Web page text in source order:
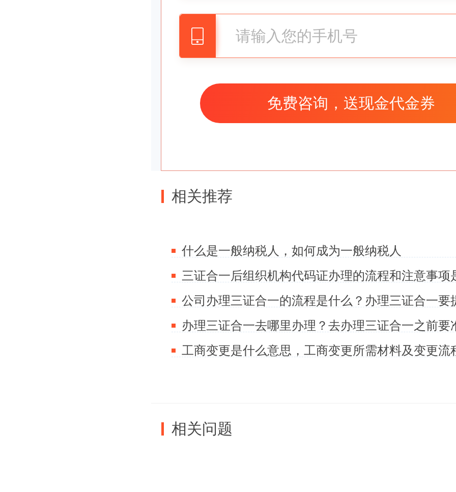
一个证件就是企业合法存在和经营的证
随着互联网、物联网的兴起，经济体
让企业公司专注自身业务发展，从而显著
证合一的政策落地。具体的五证除了以上
以外，还包括社会保险登记证和统计登记
的，企业一次申请，有关部门在柜台一个
全部受理，最后统一核发下证。对于企业
相关推荐
什么是一般纳税人，如何成为一般纳税人
三证合一后组织机构代码证办理的流程和注意事项
相关问题